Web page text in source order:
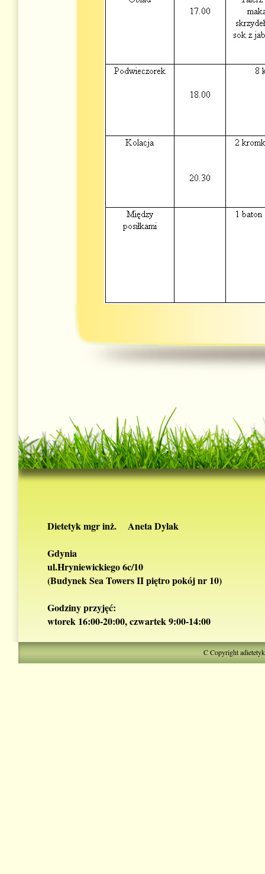
Dietetyk mgr inż. Aneta Dylak
Gdynia
ul.Hryniewickiego 6c/10
(Budynek Sea Towers II piętro pokój nr 10)
Godziny przyjęć:
wtorek 16:00-20:00, czwartek 9:00-14:00
C Copyright